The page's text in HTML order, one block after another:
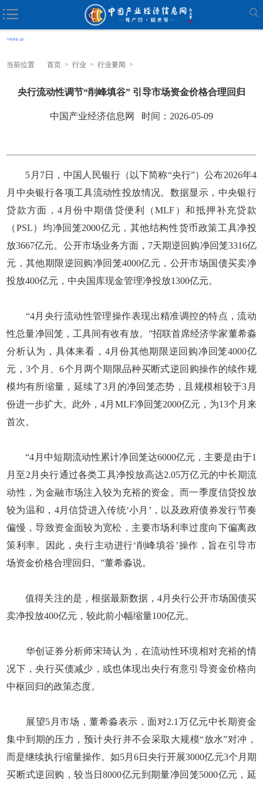
当前位置 首页 > 行业 > 行业要闻 >
央行流动性调节“削峰填谷” 引导市场资金价格合理回归
中国产业经济信息网 时间：2026-05-09
5月7日，中国人民银行（以下简称“央行”）公布2026年4
月中央银行各项工具流动性投放情况。数据显示，中央银行
贷款方面，4月份中期借贷便利（MLF）和抵押补充贷款
（PSL）均净回笼2000亿元，其他结构性货币政策工具净投
放3667亿元。公开市场业务方面，7天期逆回购净回笼3316亿
元，其他期限逆回购净回笼4000亿元，公开市场国债买卖净
投放400亿元，中央国库现金管理净投放1300亿元。
“4月央行流动性管理操作表现出精准调控的特点，流动
性总量净回笼，工具间有收有放。”招联首席经济学家董希淼
分析认为，具体来看，4月份其他期限逆回购净回笼4000亿
元，3个月、6个月两个期限品种买断式逆回购操作的续作规
模均有所缩量，延续了3月的净回笼态势，且规模相较于3月
份进一步扩大。此外，4月MLF净回笼2000亿元，为13个月来
首次。
“4月中短期流动性累计净回笼达6000亿元，主要是由于1
月至2月央行通过各类工具净投放高达2.05万亿元的中长期流
动性，为金融市场注入较为充裕的资金。而一季度信贷投放
较为温和，4月信贷进入传统‘小月’，以及政府债券发行节奏
偏慢，导致资金面较为宽松，主要市场利率过度向下偏离政
策利率。因此，央行主动进行‘削峰填谷’操作，旨在引导市
场资金价格合理回归。”董希淼说。
值得关注的是，根据最新数据，4月央行公开市场国债买
卖净投放400亿元，较此前小幅缩量100亿元。
华创证券分析师宋琦认为，在流动性环境相对充裕的情
况下，央行买债减少，或也体现出央行有意引导资金价格向
中枢回归的政策态度。
展望5月市场，董希淼表示，面对2.1万亿元中长期资金
集中到期的压力，预计央行并不会采取大规模“放水”对冲，
而是继续执行缩量操作。如5月6日央行开展3000亿元3个月期
买断式逆回购，较当日8000亿元到期量净回笼5000亿元，延